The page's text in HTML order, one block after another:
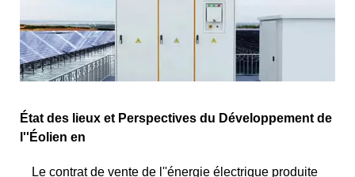
État des lieux et Perspectives du Développement de
l''Éolien en
Le contrat de vente de l''énergie électrique produite